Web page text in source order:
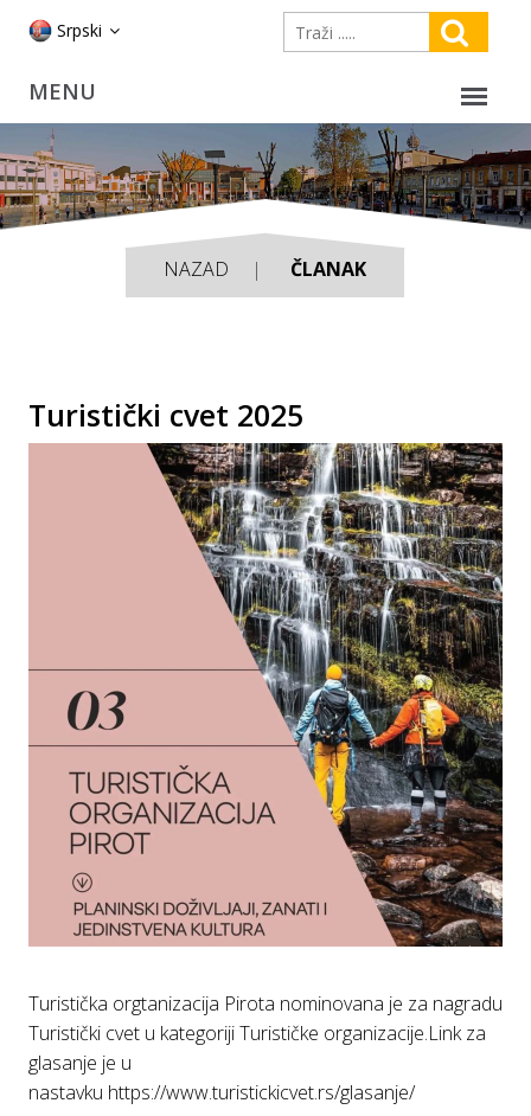
Srpski
NAZAD ČLANAK
Turistički cvet 2025
Turistička orgtanizacija Pirota nominovana je za nagradu
Turistički cvet u kategoriji Turističke organizacije.Link za
glasanje je u
nastavku https://www.turistickicvet.rs/glasanje/